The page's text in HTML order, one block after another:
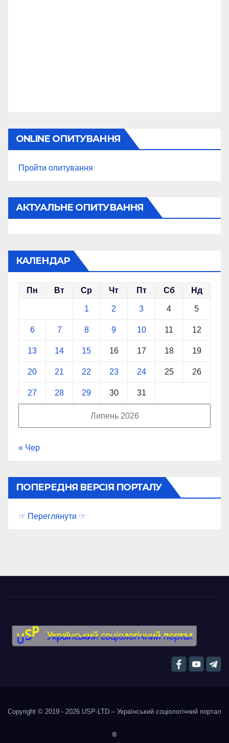
ONLINE ОПИТУВАННЯ
Пройти опитування
АКТУАЛЬНЕ ОПИТУВАННЯ
КАЛЕНДАР
Липень 2026
Пн Вт Ср Чт Пт Сб Нд
1 2 3 4 5
6 7 8 9 10 11 12
13 14 15 16 17 18 19
20 21 22 23 24 25 26
27 28 29 30 31
« Чер
ПОПЕРЕДНЯ ВЕРСІЯ ПОРТАЛУ
☞ Переглянути ☞
Copyright © 2019 - 2026 USP-LTD – Український соціологічний портал
®